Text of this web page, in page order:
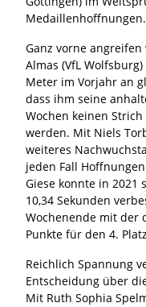
Medaillenhoffnungen.
Ganz vorne
Almas (VfL
Meter im Vorjahr an
dass ihm seine
Wochen keinen
werden. Mit Niels
weiteres
jeden Fall
Giese konnte in 2021
10,34 Sekunden
Wochenende mit der
Punkte für den 4.
Reichlich Spannung
Entscheidung über
Mit Ruth Sophia